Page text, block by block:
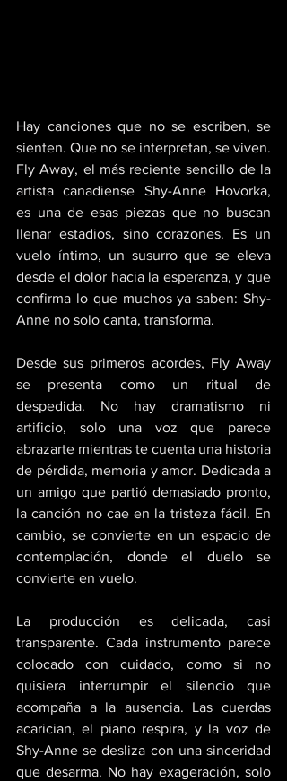
Hay canciones que no se escriben, se
sienten. Que no se interpretan, se viven.
Fly Away, el más reciente sencillo de la
artista canadiense Shy-Anne Hovorka,
es una de esas piezas que no buscan
llenar estadios, sino corazones. Es un
vuelo íntimo, un susurro que se eleva
desde el dolor hacia la esperanza, y que
confirma lo que muchos ya saben: Shy-
Anne no solo canta, transforma.
Desde sus primeros acordes, Fly Away
se presenta como un ritual de
despedida. No hay dramatismo ni
artificio, solo una voz que parece
abrazarte mientras te cuenta una historia
de pérdida, memoria y amor. Dedicada a
un amigo que partió demasiado pronto,
la canción no cae en la tristeza fácil. En
cambio, se convierte en un espacio de
contemplación, donde el duelo se
convierte en vuelo.
La producción es delicada, casi
transparente. Cada instrumento parece
colocado con cuidado, como si no
quisiera interrumpir el silencio que
acompaña a la ausencia. Las cuerdas
acarician, el piano respira, y la voz de
Shy-Anne se desliza con una sinceridad
que desarma. No hay exageración, solo